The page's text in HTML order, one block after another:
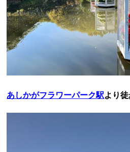
あしかがフラワーパーク駅より徒